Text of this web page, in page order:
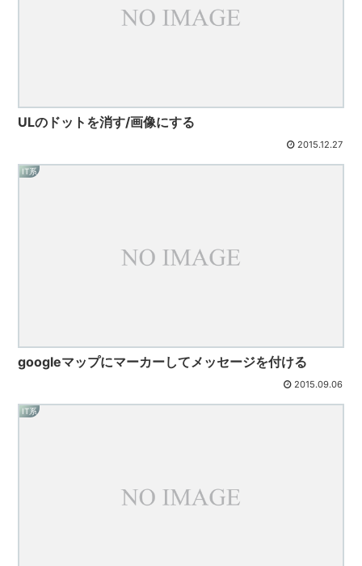
ULのドットを消す/画像にする
2015.12.27
IT系
googleマップにマーカーしてメッセージを付ける
2015.09.06
IT系